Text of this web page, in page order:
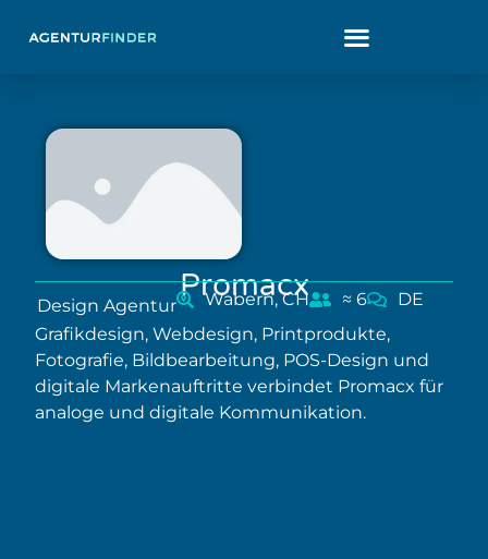
Promacx
Design Agentur Wabern, CH ≈ 6
DE
Grafikdesign, Webdesign, Printprodukte,
Fotografie, Bildbearbeitung, POS-Design und
digitale Markenauftritte verbindet Promacx für
analoge und digitale Kommunikation.